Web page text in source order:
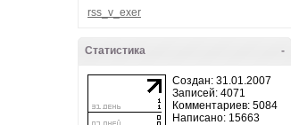
rss_v_exer
-
Статистика
Создан: 31.01.2007
Записей: 4071
Комментариев: 5084
Написано: 15663